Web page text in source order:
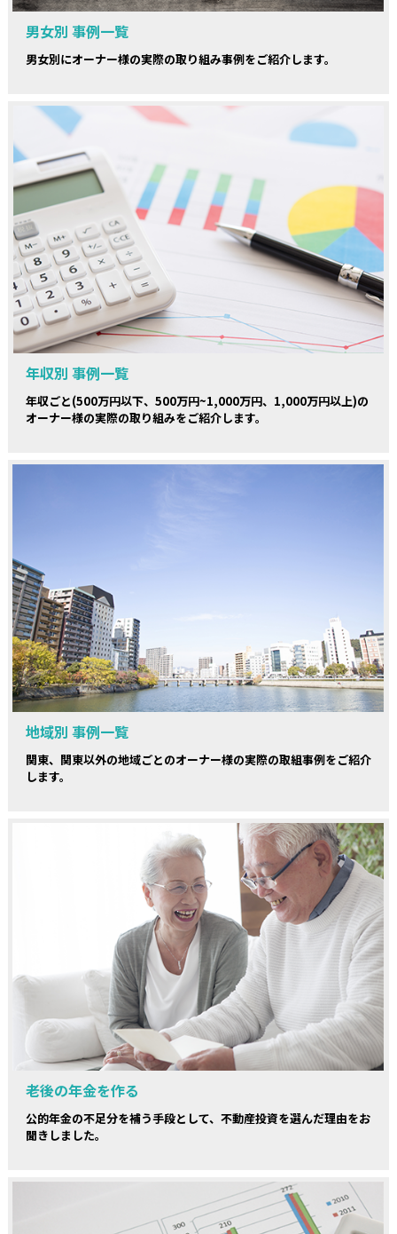
男女別 事例一覧
男女別にオーナー様の実際の取り組み事例をご紹介します。
年収別 事例一覧
年収ごと(500万円以下、500万円~1,000万円、1,000万円以上)の
オーナー様の実際の取り組みをご紹介します。
地域別 事例一覧
関東、関東以外の地域ごとのオーナー様の実際の取組事例をご紹介
します。
老後の年金を作る
公的年金の不足分を補う手段として、不動産投資を選んだ理由をお
聞きしました。